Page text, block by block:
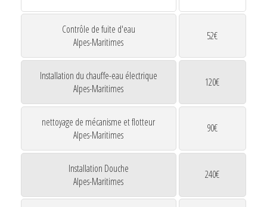
Contrôle de fuite d'eau
Alpes-Maritimes
52€
Installation du chauffe-eau électrique
Alpes-Maritimes
120€
nettoyage de mécanisme et flotteur
Alpes-Maritimes
90€
Installation Douche
Alpes-Maritimes
240€